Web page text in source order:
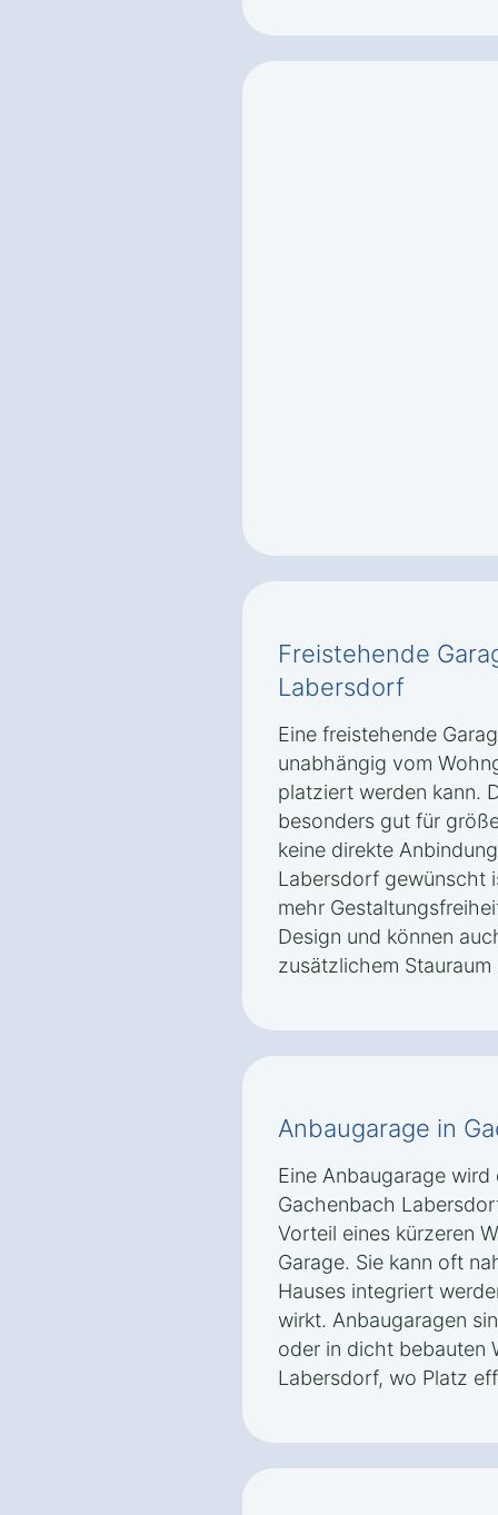
Freistehende
Labersdorf
Eine freistehende
unabhängig vom
platziert werden kann.
besonders gut für
keine direkte
Labersdorf gewünscht
mehr
Design und können
zusätzlichem
Anbaugarage in
Eine Anbaugarage
Gachenbach
Vorteil eines kürzeren
Garage. Sie kann oft
Hauses integriert
wirkt. Anbaugaragen
oder in dicht bebauten
Labersdorf, wo Platz